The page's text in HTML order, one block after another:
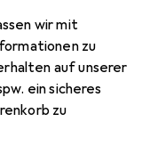
wir mit
zu
auf unserer
ein sicheres
zu